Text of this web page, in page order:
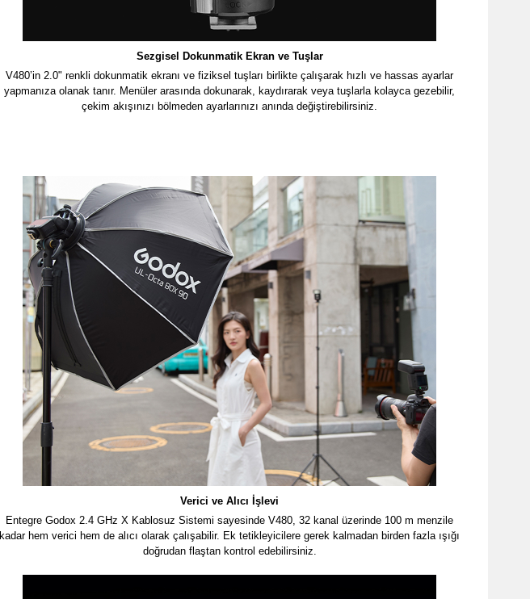
Sezgisel Dokunmatik Ekran ve Tuşlar
V480’in 2.0" renkli dokunmatik ekranı ve fiziksel tuşları birlikte çalışarak hızlı ve hassas ayarlar
yapmanıza olanak tanır. Menüler arasında dokunarak, kaydırarak veya tuşlarla kolayca gezebilir,
çekim akışınızı bölmeden ayarlarınızı anında değiştirebilirsiniz.
Verici ve Alıcı İşlevi
Entegre Godox 2.4 GHz X Kablosuz Sistemi sayesinde V480, 32 kanal üzerinde 100 m menzile
kadar hem verici hem de alıcı olarak çalışabilir. Ek tetikleyicilere gerek kalmadan birden fazla ışığı
doğrudan flaştan kontrol edebilirsiniz.